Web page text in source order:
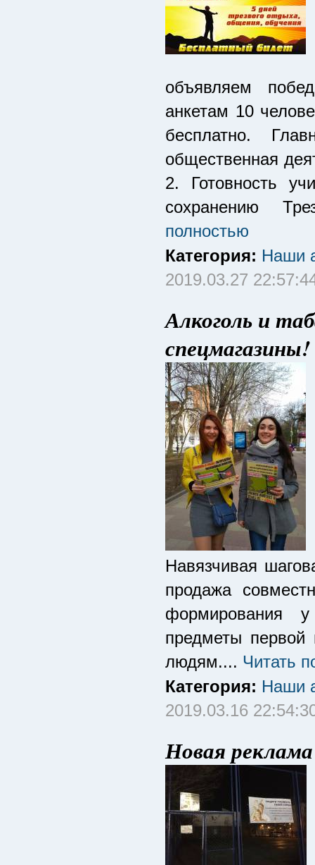
объявляем
анкетам 10
бесплатно.
общественная
2. Готовность
сохранению
полностью
Категория: Наши
2019.03.27
Алкоголь и
спецмагазины!
Навязчивая
продажа
формирования
предметы первой
людям.... Читать
Категория: Наши
2019.03.16
Новая